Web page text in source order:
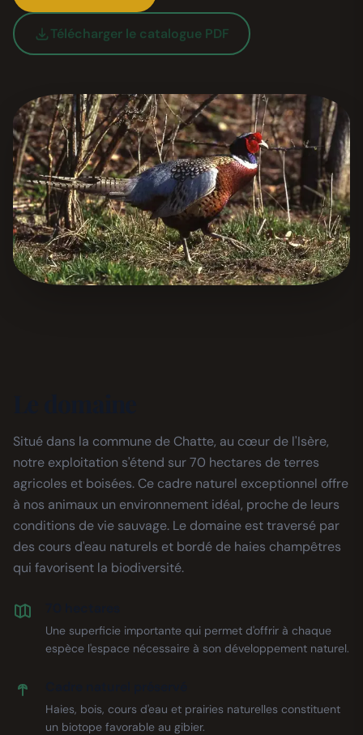
Télécharger le catalogue PDF
Situé dans la commune de Chatte, au cœur de l'Isère,
notre exploitation s'étend sur 70 hectares de terres
agricoles et boisées. Ce cadre naturel exceptionnel offre
à nos animaux un environnement idéal, proche de leurs
conditions de vie sauvage. Le domaine est traversé par
des cours d'eau naturels et bordé de haies champêtres
qui favorisent la biodiversité.
Une superficie importante qui permet d'offrir à chaque
espèce l'espace nécessaire à son développement naturel.
Haies, bois, cours d'eau et prairies naturelles constituent
un biotope favorable au gibier.